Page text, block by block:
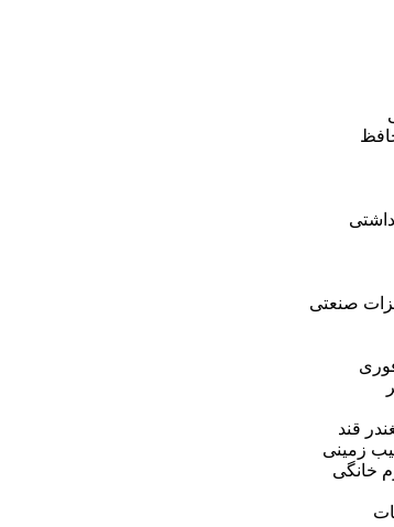
صنعتی
قند
زمینی
خانگی